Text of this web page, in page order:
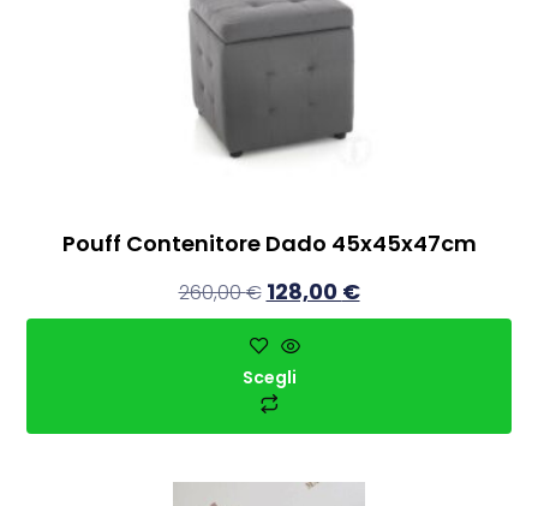
Pouff Contenitore Dado 45x45x47cm
260,00€ 128,00 €
Scegli